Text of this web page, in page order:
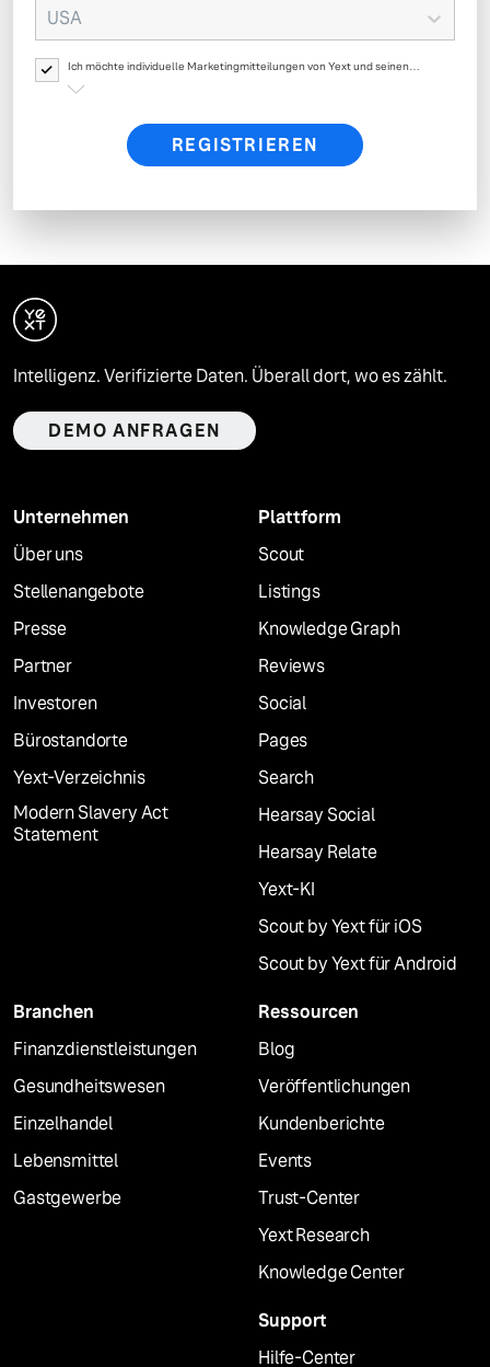
USA
Ich möchte individuelle Marketingmitteilungen von Yext und seinen
Umfragen und Updates von Yext erhalten. Ihre persönlichen Daten werden
REGISTRIEREN
Intelligenz. Verifizierte Daten. Überall dort, wo es zählt.
DEMO ANFRAGEN
Unternehmen
Über uns
Stellenangebote
Presse
Partner
Investoren
Bürostandorte
Yext-Verzeichnis
Modern Slavery Act
Statement
Plattform
Scout
Listings
Knowledge Graph
Reviews
Social
Pages
Search
Hearsay Social
Hearsay Relate
Yext-KI
Scout by Yext für iOS
Scout by Yext für Android
Branchen
Finanzdienstleistungen
Gesundheitswesen
Einzelhandel
Lebensmittel
Gastgewerbe
Ressourcen
Blog
Veröffentlichungen
Kundenberichte
Events
Trust-Center
Yext Research
Knowledge Center
Support
Hilfe-Center